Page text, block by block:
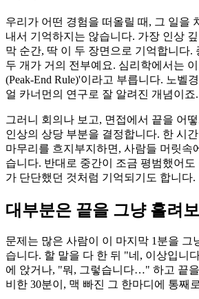
우리가 어떤 경험을 떠올릴 때, 그 일을
내서 기억하지는 않습니다. 가장 인상
막 순간, 딱 이 두 장면으로 기억합니다.
두 개가 거의 전부예요. 심리학에서는
(Peak-End Rule)'이라고 부릅니다. 노벨
얼 카너먼의 연구로 잘 알려진 개념이죠.
그러니 회의나 보고, 면접에서 끝을 어
인상의 상당 부분을 결정합니다. 한 시
마무리를 흐지부지하면, 사람들 머릿속
습니다. 반대로 중간이 조금 평범했어도
가 단단했던 것처럼 기억되기도 합니다.
대부분은 끝을 그냥 흘려
문제는 많은 사람이 이 마지막 1분을 그
습니다. 할 말을 다 한 뒤 "네, 이상입니
에 앉거나, "뭐, 그렇습니다…" 하고 끝
비한 30분이, 맥 빠진 그 한마디에 통째